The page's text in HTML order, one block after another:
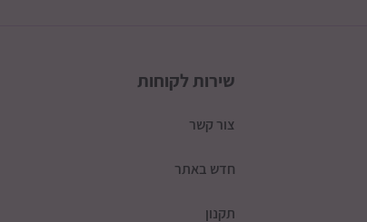
שירות לקוחות
צור קשר
חדש באתר
תקנון